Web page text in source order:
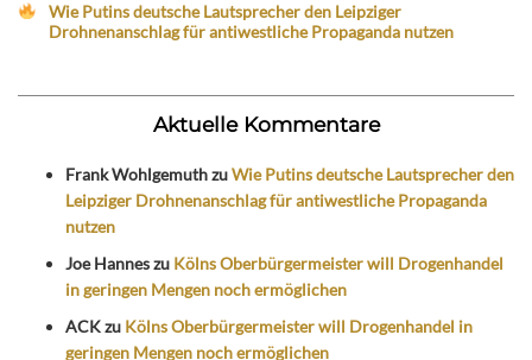
Wie Putins deutsche Lautsprecher den Leipziger
Drohnenanschlag für antiwestliche Propaganda nutzen
Aktuelle Kommentare
Frank WohlgemuthzuWie Putins deutsche Lautsprecher den
Leipziger Drohnenanschlag für antiwestliche Propaganda
nutzen
Joe Hanneszu Kölns Oberbürgermeister will Drogenhandel
in geringen Mengen noch ermöglichen
ACKzu Kölns Oberbürgermeister will Drogenhandel in
geringen Mengen noch ermöglichen